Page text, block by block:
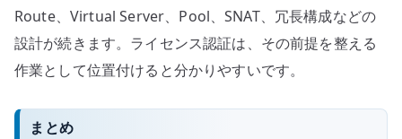
Route、Virtual Server、Pool、SNAT、冗長構成などの
設計が続きます。ライセンス認証は、その前提を整える
作業として位置付けると分かりやすいです。
まとめ